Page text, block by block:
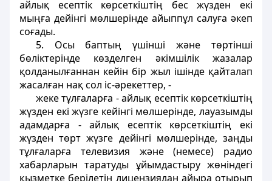
айлық есептiк көрсеткiштiң бес жүзден екi
мыңға дейiнгі мөлшерiнде айыппұл салуға әкеп
соғады.
5. Осы баптың үшiншi және төртiншi
бөлiктерiнде көзделген әкiмшілiк жазалар
қолданылғаннан кейiн бiр жыл iшiнде қайталап
жасалған нақ сол iс-әрекеттер, -
жеке тұлғаларға - айлық есептiк көрсеткiштің
жүзден екi жүзге кейiнгi мөлшерiнде, лауазымды
адамдарға - айлық есептiк көрсеткіштiң екi
жүзден төрт жүзге дейiнгi мөлшерiнде, заңды
тұлғаларға телевизия және (немесе) радио
хабарларын таратуды ұйымдастыру жөніндегі
қызметке берiлетiн лицензиядан айыра отырып